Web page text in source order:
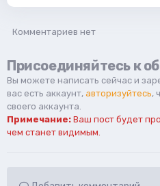
Комментариев нет
Присоединяйтесь к
Вы можете написать сейчас и
вас есть аккаунт, авторизуйтесь,
своего аккаунта.
Примечание: Ваш пост будет
чем станет видимым.